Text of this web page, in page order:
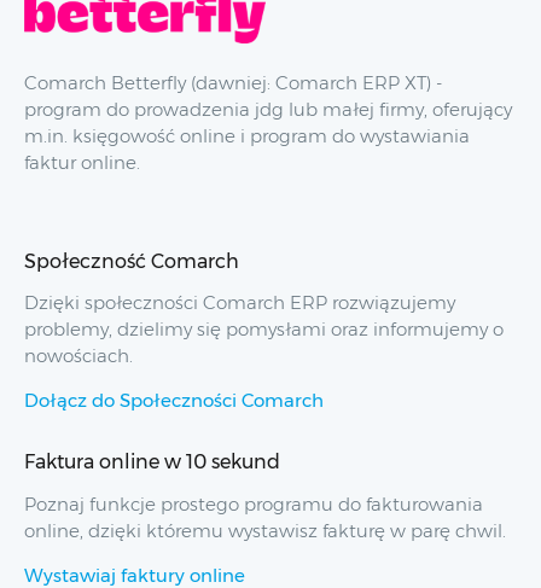
Comarch Betterfly (dawniej: Comarch ERP XT) -
program do prowadzenia jdg lub małej firmy, oferujący
m.in. księgowość online i program do wystawiania
faktur online.
Społeczność Comarch
Dzięki społeczności Comarch ERP rozwiązujemy
problemy, dzielimy się pomysłami oraz informujemy o
nowościach.
Dołącz do Społeczności Comarch
Faktura online w 10 sekund
Poznaj funkcje prostego programu do fakturowania
online, dzięki któremu wystawisz fakturę w parę chwil.
Wystawiaj faktury online